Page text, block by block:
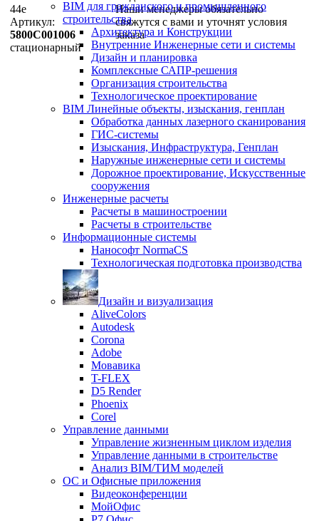
44e
Артикул:
5800C001006
стационарный
Наши менеджеры обязательно
свяжутся с вами и уточнят условия
заказа
BIM для гражданского и промышленного
строительства
Архитектура и Конструкции
Внутренние Инженерные сети и системы
Дизайн и планировка
Комплексные САПР-решения
Организация строительства
Технологическое проектирование
BIM Линейные объекты, изыскания, генплан
Обработка данных лазерного сканирования
ГИС-системы
Изыскания, Инфраструктура, Генплан
Наружные инженерные сети и системы
Дорожное проектирование, Искусственные
сооружения
Инженерные расчеты
Расчеты в машиностроении
Расчеты в строительстве
Информационные системы
Нанософт NormaCS
Технологическая подготовка производства
Дизайн и визуализация
AliveColors
Autodesk
Corona
Adobe
Мовавика
T-FLEX
D5 Render
Phoenix
Corel
Управление данными
Управление жизненным циклом изделия
Управление данными в строительстве
Анализ BIM/ТИМ моделей
ОС и Офисные приложения
Видеоконференции
МойОфис